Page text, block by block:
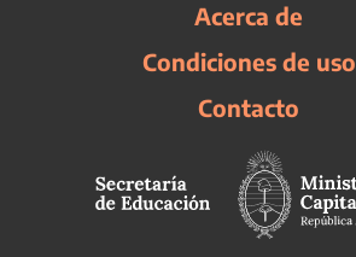
Acerca de
Condiciones de uso
Contacto